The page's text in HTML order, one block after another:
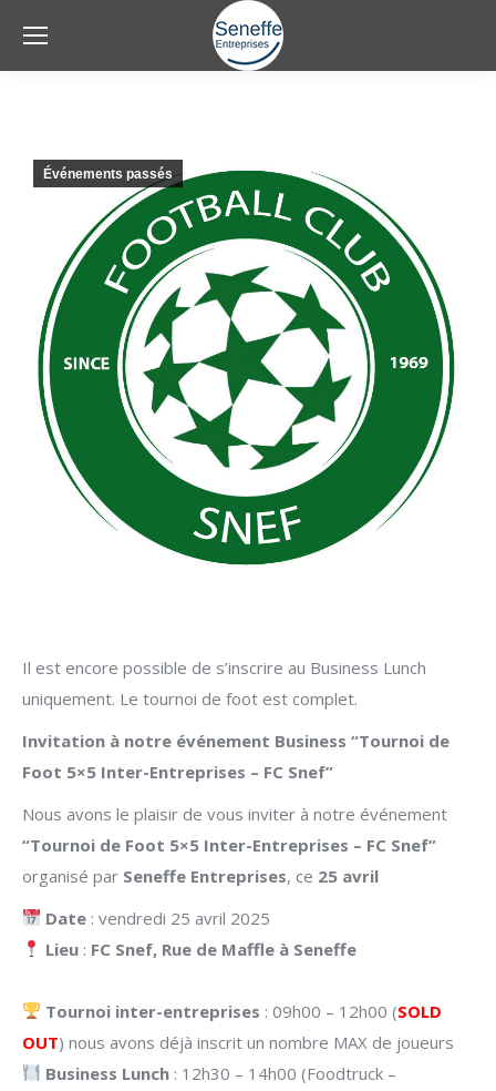
Événements passés
Il est encore possible de s’inscrire au Business Lunch
uniquement. Le tournoi de foot est complet.
Invitation à notre événement Business “Tournoi de
Foot 5×5 Inter-Entreprises – FC Snef”
Nous avons le plaisir de vous inviter à notre événement
“Tournoi de Foot 5×5 Inter-Entreprises – FC Snef”
organisé par Seneffe Entreprises, ce 25 avril
Date : vendredi 25 avril 2025
Lieu : FC Snef, Rue de Maffle à Seneffe
Tournoi inter-entreprises : 09h00 – 12h00 (SOLD
OUT) nous avons déjà inscrit un nombre MAX de joueurs
Business Lunch : 12h30 – 14h00 (Foodtruck –